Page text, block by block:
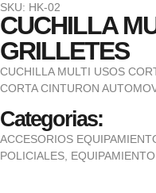
SKU: HK-02
CUCHILLA
GRILLETES
CUCHILLA MULTI USOS
CORTA CINTURON
Categorias:
ACCESORIOS
POLICIALES,